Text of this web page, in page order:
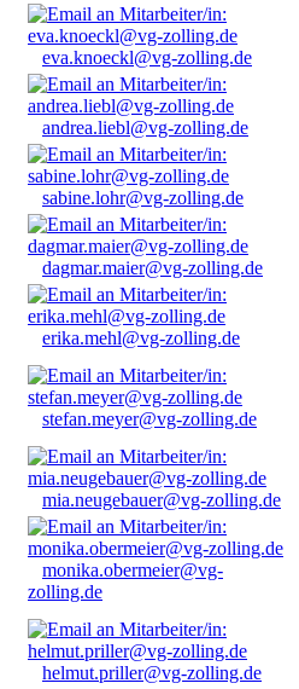
eva.knoeckl@vg-zolling.de
andrea.liebl@vg-zolling.de
sabine.lohr@vg-zolling.de
dagmar.maier@vg-zolling.de
erika.mehl@vg-zolling.de
stefan.meyer@vg-zolling.de
mia.neugebauer@vg-zolling.de
monika.obermeier@vg-
zolling.de
helmut.priller@vg-zolling.de